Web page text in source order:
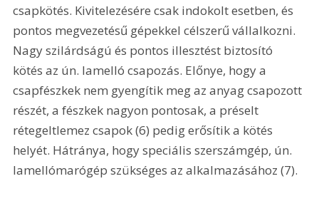
csapkötés. Kivitelezésére csak indokolt esetben, és
pontos megvezetésű gépekkel célszerű vállalkozni.
Nagy szilárdságú és pontos illesztést biztosító
kötés az ún. lamelló csapozás. Előnye, hogy a
csapfészkek nem gyengítik meg az anyag csapozott
részét, a fészkek nagyon pontosak, a préselt
rétegeltlemez csapok (6) pedig erősítik a kötés
helyét. Hátránya, hogy speciális szerszámgép, ún.
lamellómarógép szükséges az alkalmazásához (7).